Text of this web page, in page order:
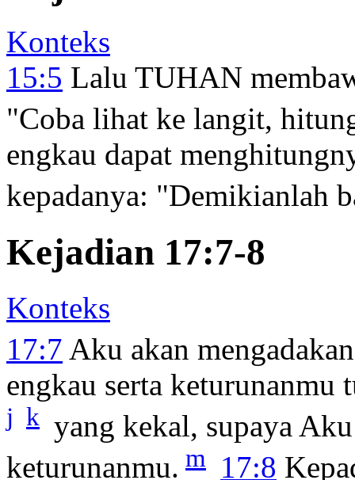
Konteks
15:5 Lalu TUHAN
"Coba lihat ke langit,
engkau dapat
kepadanya: "Demikianlah
Kejadian 17:7-8
Konteks
17:7 Aku akan
engkau serta
j k yang kekal, supaya
keturunanmu. m 17:8